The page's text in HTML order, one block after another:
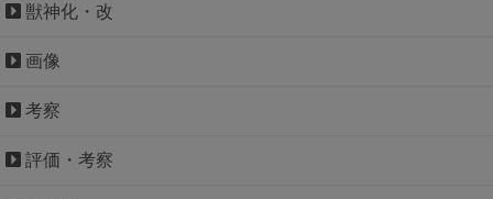
獣神化・改
画像
考察
評価・考察